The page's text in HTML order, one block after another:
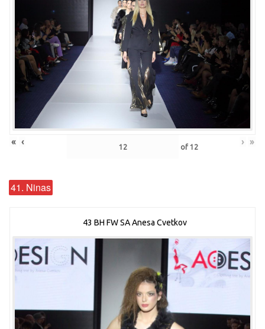
« ‹ of 12 › »
41. Ninas
43 BH FW SA Anesa Cvetkov